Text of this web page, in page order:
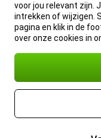
voor jou relevant zijn.
intrekken of wijzigen.
pagina en klik in de
over onze cookies in